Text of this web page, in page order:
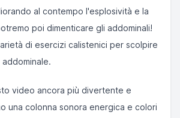
al contempo l'esplosività e la
poi dimenticare gli addominali!
di esercizi calistenici per scolpire
video ancora più divertente e
una colonna sonora energica e colori